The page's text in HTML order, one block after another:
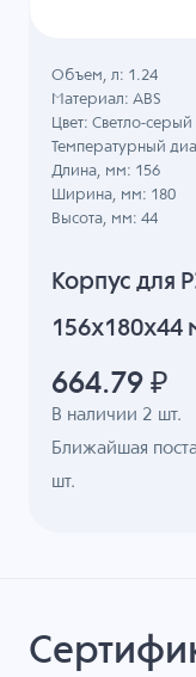
Корпус для
156x180x44
В наличии 2 шт.
Ближайшая
шт.
Объем, л: 1.24
Материал: ABS
Цвет: Светло-серый
Температурный
Длина, мм: 156
Ширина, мм: 180
Высота, мм: 44
664.79 ₽